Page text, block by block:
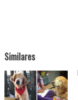
Similares